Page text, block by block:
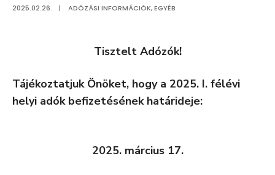
2025.02.26. | ADÓZÁSI INFORMÁCIÓK,EGYÉB
Tisztelt Adózók!
Tájékoztatjuk Önöket, hogy a 2025. I. félévi
helyi adók befizetésének határideje:
2025. március 17.